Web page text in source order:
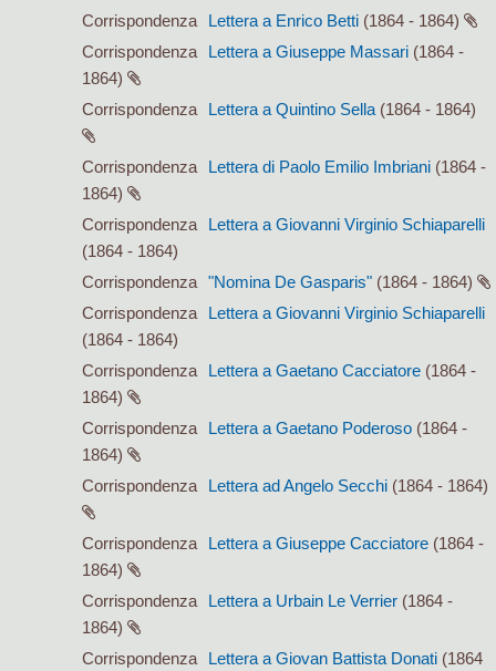
Corrispondenza
Lettera a Enrico Betti (1864 - 1864)
Corrispondenza
Lettera a Giuseppe Massari (1864 -
1864)
Corrispondenza
Lettera a Quintino Sella (1864 - 1864)
Corrispondenza Lettera di Paolo Emilio Imbriani (1864 -
1864)
Corrispondenza
Lettera a Giovanni Virginio Schiaparelli
(1864 - 1864)
Corrispondenza
"Nomina De Gasparis" (1864 - 1864)
Corrispondenza
Lettera a Giovanni Virginio Schiaparelli
(1864 - 1864)
Corrispondenza
Lettera a Gaetano Cacciatore (1864 -
1864)
Corrispondenza
Lettera a Gaetano Poderoso (1864 -
1864)
Corrispondenza
Lettera ad Angelo Secchi (1864 - 1864)
Corrispondenza Lettera a Giuseppe Cacciatore (1864 -
1864)
Corrispondenza
Lettera a Urbain Le Verrier (1864 -
1864)
Corrispondenza
Lettera a Giovan Battista Donati (1864